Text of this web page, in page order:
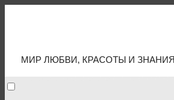
МИР ЛЮБВИ, КРАСОТЫ И ЗНАНИЯ